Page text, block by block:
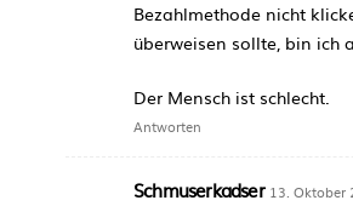
Bezahlmethode nicht
überweisen sollte, bin ich
Der Mensch ist schlecht.
Antworten
Schmuserkadser 13. Oktober